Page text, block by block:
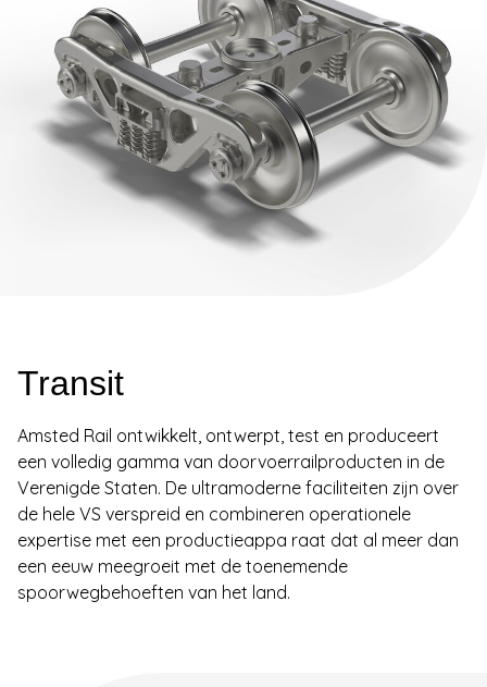
Transit
Amsted Rail ontwikkelt, ontwerpt, test en produceert
een volledig gamma van doorvoerrailproducten in de
Verenigde Staten. De ultramoderne faciliteiten zijn over
de hele VS verspreid en combineren operationele
expertise met een productieappa raat dat al meer dan
een eeuw meegroeit met de toenemende
spoorwegbehoeften van het land.